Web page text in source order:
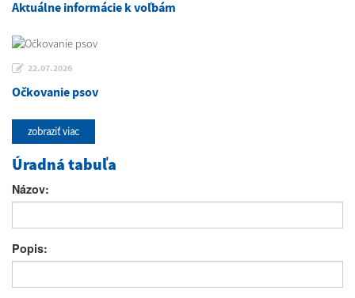
Aktuálne informácie k voľbám
22.07.2026
Očkovanie psov
zobraziť viac
Úradná tabuľa
Názov:
Popis: